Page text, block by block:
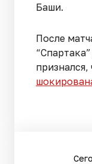
Баши.
После